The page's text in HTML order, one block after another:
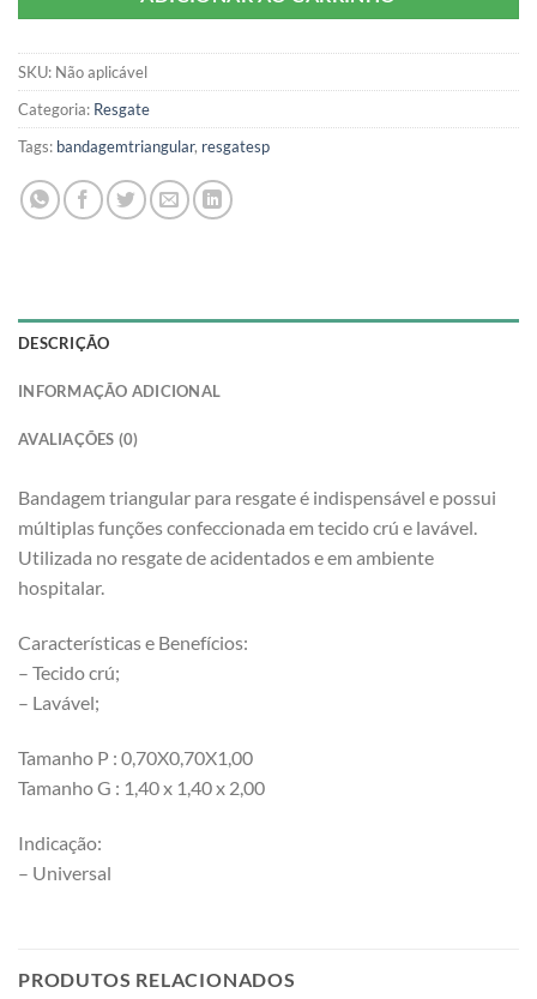
SKU: Não aplicável
Categoria: Resgate
Tags: bandagemtriangular, resgatesp
DESCRIÇÃO
INFORMAÇÃO ADICIONAL
AVALIAÇÕES (0)
Bandagem triangular para resgate é indispensável e possui
múltiplas funções confeccionada em tecido crú e lavável.
Utilizada no resgate de acidentados e em ambiente
hospitalar.
Características e Benefícios:
– Tecido crú;
– Lavável;
Tamanho P : 0,70X0,70X1,00
Tamanho G : 1,40 x 1,40 x 2,00
Indicação:
– Universal
PRODUTOS RELACIONADOS